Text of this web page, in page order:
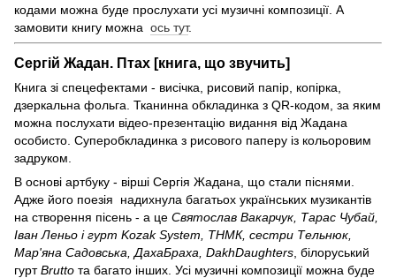
кодами можна буде прослухати усі музичні композиції. А
замовити книгу можна ось тут.
Сергій Жадан. Птах [книга, що звучить]
Книга зі спецефектами - висічка, рисовий папір, копірка,
дзеркальна фольга. Тканинна обкладинка з QR-кодом, за яким
можна послухати відео-презентацію видання від Жадана
особисто. Суперобкладинка з рисового паперу із кольоровим
задруком.
В основі артбуку - вірші Сергія Жадана, що стали піснями.
Адже його поезія надихнула багатьох українських музикантів
на створення пісень - а це Святослав Вакарчук, Тарас Чубай,
Іван Леньо і гурт Kozak System, ТНМК, сестри Тельнюк,
Мар'яна Садовська, ДахаБраха, DakhDaughters , білоруський
гуртBruttо та багато інших. Усі музичні композиції можна буде